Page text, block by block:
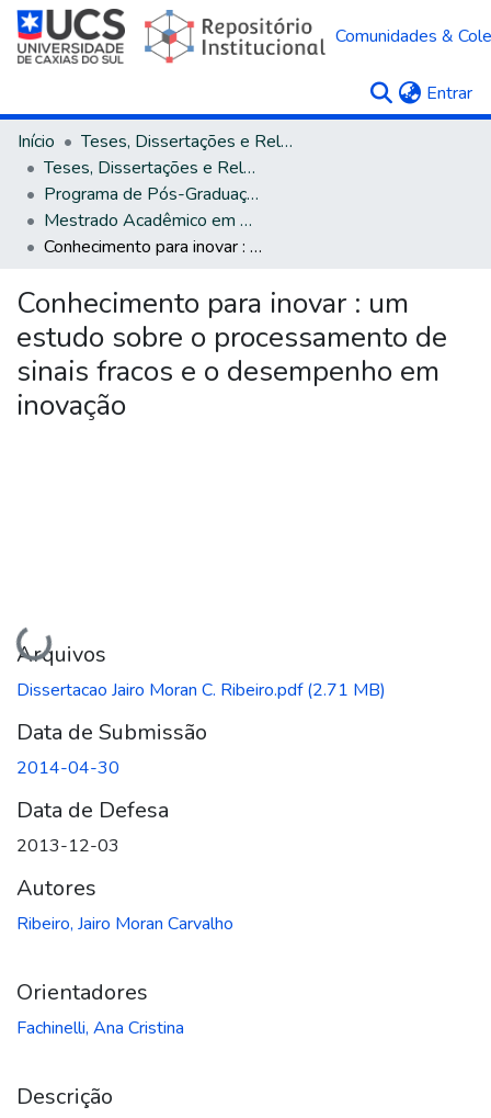
Comunidades &
Entrar
Início
Teses, Dissertações e Relatórios
Teses, Dissertações e Relatórios defendidos na UCS
Programa de Pós-Graduação em Administração
Mestrado Acadêmico em Administração
Conhecimento para inovar : um estudo sobre o processamento de sinais fracos e o desempenho em inovação
Conhecimento para inovar : um
estudo sobre o processamento de
sinais fracos e o desempenho em
inovação
Carregando...
Arquivos
Dissertacao Jairo Moran C. Ribeiro.pdf(2.71 MB)
Data de Submissão
2014-04-30
Data de Defesa
2013-12-03
Autores
Ribeiro, Jairo Moran Carvalho
Orientadores
Fachinelli, Ana Cristina
Descrição